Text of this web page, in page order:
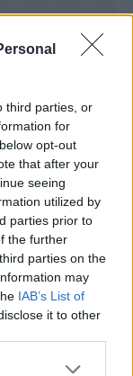
third parties, or
for
opt-out
that after your
seeing
utilized by
parties prior to
the further
parties on the
may
IAB’s List of
it to other